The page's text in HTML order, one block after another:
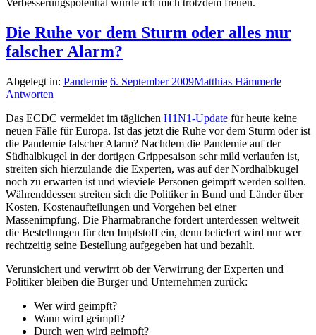
Verbesserungspotential würde ich mich trotzdem freuen.
Die Ruhe vor dem Sturm oder alles nur
falscher Alarm?
Abgelegt in: Pandemie 6. September 2009Matthias Hämmerle
Antworten
Das ECDC vermeldet im täglichen H1N1-Update für heute keine
neuen Fälle für Europa. Ist das jetzt die Ruhe vor dem Sturm oder ist
die Pandemie falscher Alarm? Nachdem die Pandemie auf der
Südhalbkugel in der dortigen Grippesaison sehr mild verlaufen ist,
streiten sich hierzulande die Experten, was auf der Nordhalbkugel
noch zu erwarten ist und wieviele Personen geimpft werden sollten.
Währenddessen streiten sich die Politiker in Bund und Länder über
Kosten, Kostenaufteilungen und Vorgehen bei einer
Massenimpfung. Die Pharmabranche fordert unterdessen weltweit
die Bestellungen für den Impfstoff ein, denn beliefert wird nur wer
rechtzeitig seine Bestellung aufgegeben hat und bezahlt.
Verunsichert und verwirrt ob der Verwirrung der Experten und
Politiker bleiben die Bürger und Unternehmen zurück:
Wer wird geimpft?
Wann wird geimpft?
Durch wen wird geimpft?